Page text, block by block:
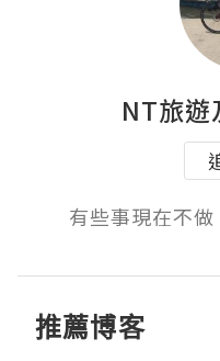
NT旅遊
有些事現在不
推薦博客